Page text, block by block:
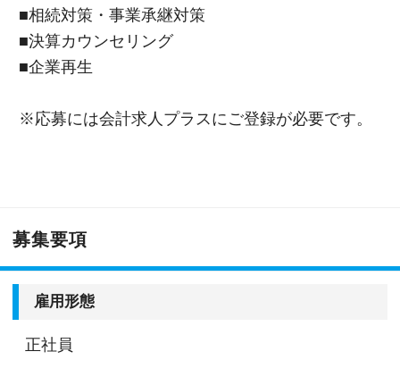
■相続対策・事業承継対策
■決算カウンセリング
■企業再生
※応募には会計求人プラスにご登録が必要です。
募集要項
雇用形態
正社員